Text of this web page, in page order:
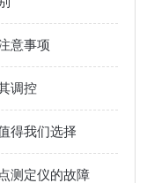
意事项
调控
得我们选择
测定仪的故障